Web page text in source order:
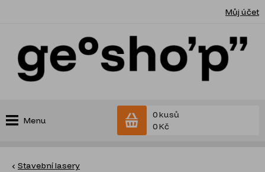
Můj účet
Menu
0 kusů
0 Kč
Stavební lasery